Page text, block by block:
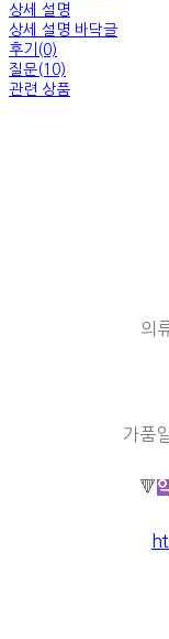
상세 설명
상세 설명 바닥글
후기(0)
질문(10)
관련 상품
의
가품
🔻